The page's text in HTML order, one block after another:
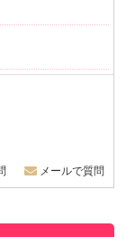
メールで質問